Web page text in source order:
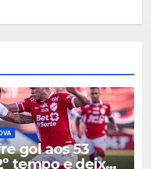
gol aos 53
tempo e deixa